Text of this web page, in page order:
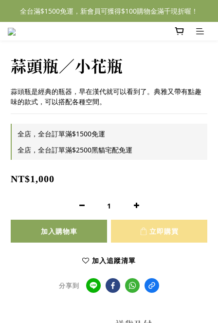
全台滿$1500免運，新會員可獲得$100購物金滿千現折喔！
蒜頭瓶／小花瓶
蒜頭瓶是經典的瓶器，早在漢代就可以看到了。典雅又帶有點趣
味的款式，可以搭配各種空間。
全店，全台訂單滿$1500免運
全店，全台訂單滿$2500黑貓宅配免運
NT$1,000
加入購物車 立即購買
加入追蹤清單
分享到